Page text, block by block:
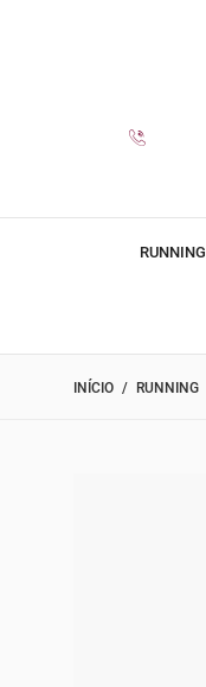
RUNNING
INÍCIO RUNNING